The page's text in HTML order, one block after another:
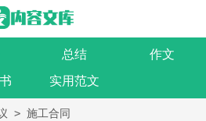
总结
作文
实用范文
> 施工合同